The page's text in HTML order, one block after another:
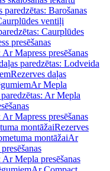
paredzētas: Barošanas
ventiļi
Caurplūdes
presēšanas
Mapress presēšanas
paredzētas: Lodveida
Rezerves daļas
Ar Mepla
Ar Mepla
Mapress presēšanas
montāžaiRezerves
montāžaiAr
Ar Mepla presēšanas